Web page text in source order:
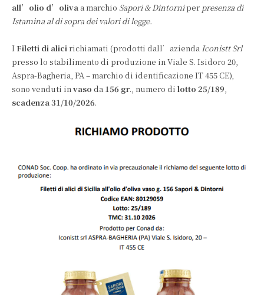
all’olio d’oliva a marchio Sapori & Dintorniper presenza di
Istamina al di sopra dei valori di legge.
I Filetti di alici richiamati (prodotti dall’azienda Iconistt Srl
presso lo stabilimento di produzione in Viale S. Isidoro 20,
Aspra-Bagheria, PA – marchio di identificazione IT 455 CE),
sono venduti in vaso da 156 gr., numero di lotto 25/189
scadenza 31/10/2026.